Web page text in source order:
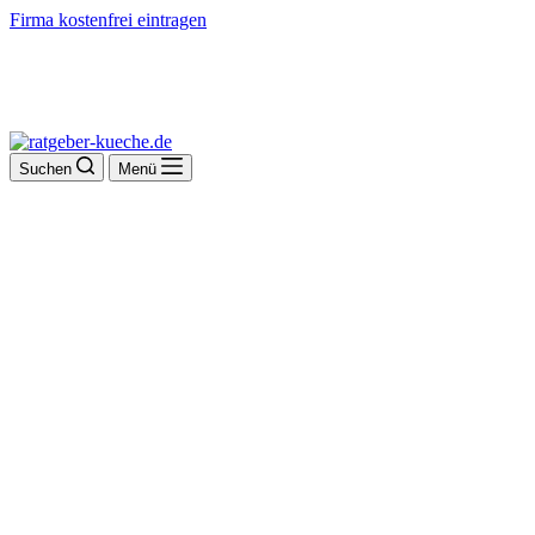
Firma kostenfrei eintragen
Suchen Menü